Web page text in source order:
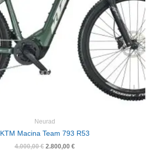
Neurad
KTM Macina Team 793 R53
4.000,00€ 2.800,00 €